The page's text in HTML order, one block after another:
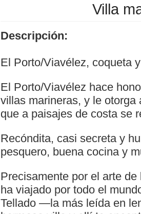
Villa
Descripción:
El Porto/Viavélez, coqueta
El Porto/Viavélez hace
villas marineras, y le
que a paisajes de costa se
Recóndita, casi secreta y
pesquero, buena cocina y
Precisamente por el arte
ha viajado por todo el
Tellado —la más leída en